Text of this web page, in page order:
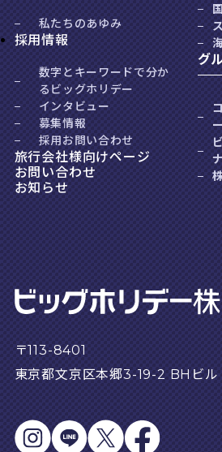
私たちのあゆみ
採用情報
数字とキーワードで分か
るビッグホリデー
インタビュー
募集情報
採用お問い合わせ
旅行会社様向けページ
お問い合わせ
お知らせ
グ
〒113-8401
東京都文京区本郷3-19-2 BHビル